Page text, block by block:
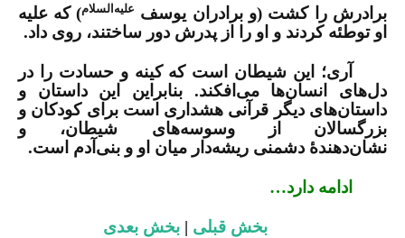
برادرش را کشت (و برادران یوسف علیه‌السلام) که علیه
او توطئه کردند و او را از پدرش دور ساختند، روی داد.
آری؛ این شیطان
است که کینه و حسادت را در
دل‌های انسان‌ها می‌افکند. بنابراین این داستان و
داستان‌های دیگر قرآنی هشداری است برای کودکان و
بزرگسالان
از وسوسه‌های شیطان، و
نشان‌دهندۀ دشمنی ریشه‌دار میان او و بنی‌آدم است.
ادامه دارد…
بخش قبلی |بخش بعدی